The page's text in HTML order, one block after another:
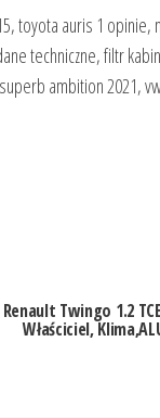
toyota auris 1 opinie,
techniczne, filtr
ambition 2021,
Renault Twingo 1.2
Właściciel,